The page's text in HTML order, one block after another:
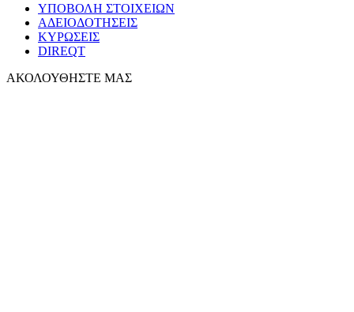
ΥΠΟΒΟΛΗ ΣΤΟΙΧΕΙΩΝ
ΑΔΕΙΟΔΟΤΗΣΕΙΣ
ΚΥΡΩΣΕΙΣ
DIREQT
ΑΚΟΛΟΥΘΗΣΤΕ ΜΑΣ